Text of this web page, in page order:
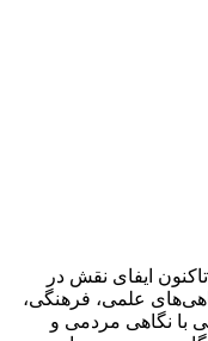
ایفای نقش در
علمی، فرهنگی،
با نگاهی مردمی و